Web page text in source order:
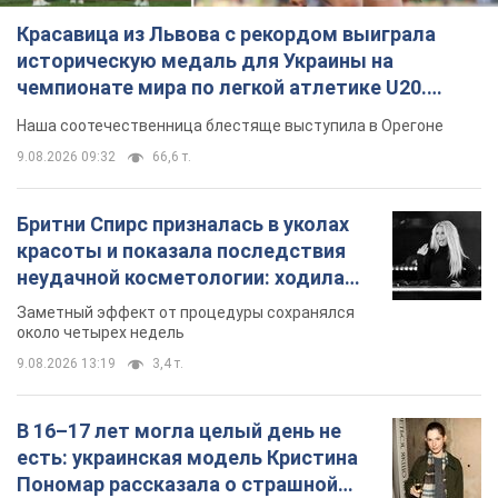
Красавица из Львова с рекордом выиграла
историческую медаль для Украины на
чемпионате мира по легкой атлетике U20.
Видео
Наша соотечественница блестяще выступила в Орегоне
9.08.2026 09:32 66,6 т.
Бритни Спирс призналась в уколах
красоты и показала последствия
неудачной косметологии: ходила
так почти месяц
Заметный эффект от процедуры сохранялся
около четырех недель
9.08.2026 13:19 3,4 т.
В 16–17 лет могла целый день не
есть: украинская модель Кристина
Пономар рассказала о страшной